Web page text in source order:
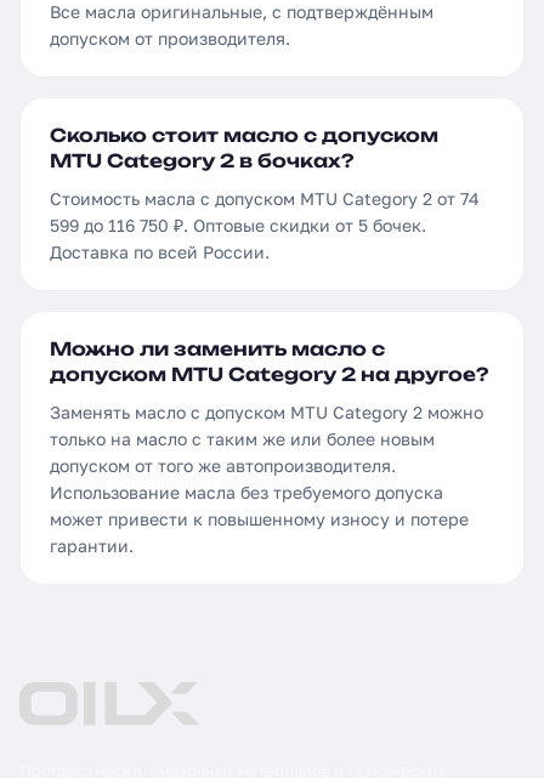
Все масла оригинальные, с подтверждённым
допуском от производителя.
Сколько стоит масло с допуском
MTU Category 2 в бочках?
Стоимость масла с допуском MTU Category 2 от 74
599 до 116 750 ₽. Оптовые скидки от 5 бочек.
Доставка по всей России.
Можно ли заменить масло с
допуском MTU Category 2 на другое?
Заменять масло с допуском MTU Category 2 можно
только на масло с таким же или более новым
допуском от того же автопроизводителя.
Использование масла без требуемого допуска
может привести к повышенному износу и потере
гарантии.